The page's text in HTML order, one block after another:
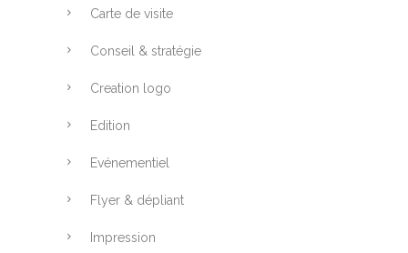
Carte de visite
Conseil & stratégie
Creation logo
Edition
Evénementiel
Flyer & dépliant
Impression